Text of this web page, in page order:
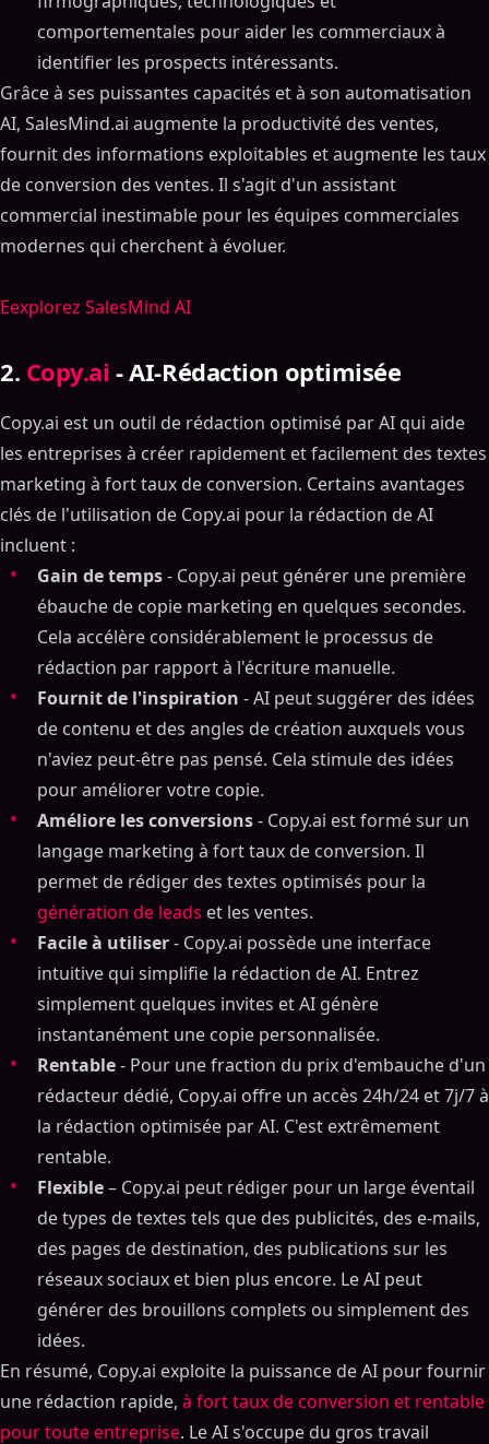
comportementales pour aider les commerciaux à
identifier les prospects intéressants.
Grâce à ses puissantes capacités et à son automatisation
AI, SalesMind.ai augmente la productivité des ventes,
fournit des informations exploitables et augmente les taux
de conversion des ventes. Il s'agit d'un assistant
commercial inestimable pour les équipes commerciales
modernes qui cherchent à évoluer.
Eexplorez SalesMind AI
2. Copy.ai - AI-Rédaction optimisée
Copy.ai est un outil de rédaction optimisé par AI qui aide
les entreprises à créer rapidement et facilement des textes
marketing à fort taux de conversion. Certains avantages
clés de l'utilisation de Copy.ai pour la rédaction de AI
incluent :
Gain de temps- Copy.ai peut générer une première
ébauche de copie marketing en quelques secondes.
Cela accélère considérablement le processus de
rédaction par rapport à l'écriture manuelle.
Fournit de l'inspiration - AI peut suggérer des idées
de contenu et des angles de création auxquels vous
n'aviez peut-être pas pensé. Cela stimule des idées
pour améliorer votre copie.
Améliore les conversions- Copy.ai est formé sur un
langage marketing à fort taux de conversion. Il
permet de rédiger des textes optimisés pour la
génération de leads et les ventes.
Facile à utiliser- Copy.ai possède une interface
intuitive qui simplifie la rédaction de AI. Entrez
simplement quelques invites et AI génère
instantanément une copie personnalisée.
Rentable- Pour une fraction du prix d'embauche d'un
rédacteur dédié, Copy.ai offre un accès 24h/24 et 7j/7 à
la rédaction optimisée par AI. C'est extrêmement
rentable.
Flexible– Copy.ai peut rédiger pour un large éventail
de types de textes tels que des publicités, des e-mails,
des pages de destination, des publications sur les
réseaux sociaux et bien plus encore. Le AI peut
générer des brouillons complets ou simplement des
idées.
En résumé, Copy.ai exploite la puissance de AI pour fournir
une rédaction rapide, à fort taux de conversion et rentable
pour toute entreprise. Le AI s'occupe du gros travail